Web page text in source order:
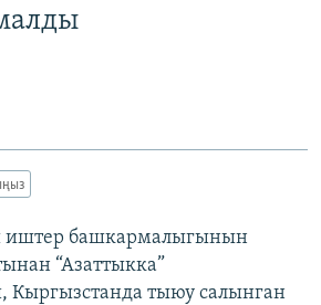
иштер башкармалыгынын
“Азаттыкка”
Кыргызстанда тыюу салынган